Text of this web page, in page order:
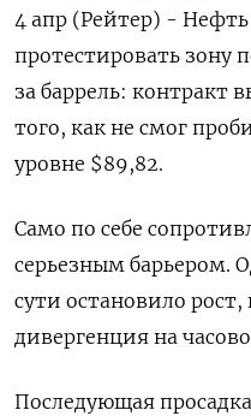
4 апр (Рейтер) -
протестировать зону
за баррель: контракт
того, как не смог
уровне $89,82.
Само по себе
серьезным барьером.
сути остановило
дивергенция на
Последующая